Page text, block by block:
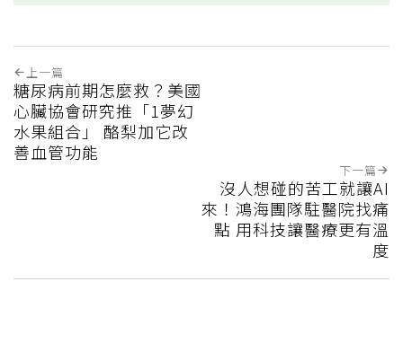
上一篇
糖尿病前期怎麼救？美國
心臟協會研究推「1夢幻
水果組合」 酪梨加它改
善血管功能
下一篇
沒人想碰的苦工就讓AI
來！鴻海團隊駐醫院找痛
點 用科技讓醫療更有溫
度